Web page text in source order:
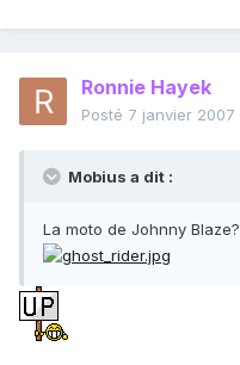
Ronnie Hayek
Posté 7 janvier 2007
Mobius a dit :
La moto de Johnny Blaze?